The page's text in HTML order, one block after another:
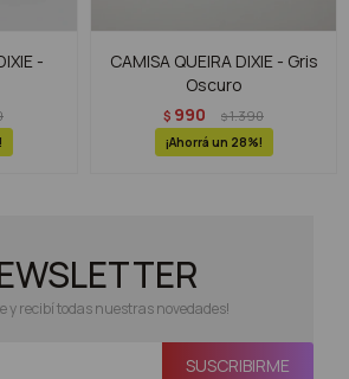
-
CAMISA QUEIRA DIXIE - Gris
Oscuro
$ 990 $1.390
28
y recibí todas nuestras novedades!
SUSCRIBIRME